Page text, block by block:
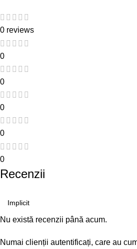
0 reviews
0
0
0
0
0
Recenzii
Nu există recenzii până acum.
Numai clienții autentificați, care au